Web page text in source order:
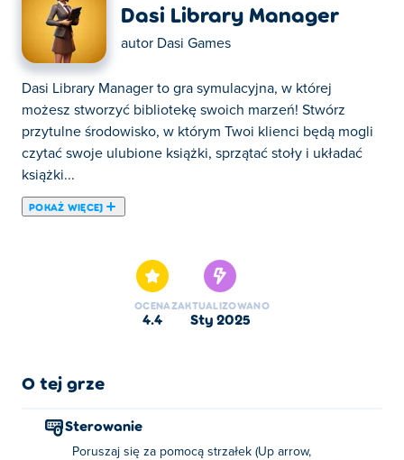
Dasi Library Manager
autor Dasi Games
Dasi Library Manager to gra symulacyjna, w której
możesz stworzyć bibliotekę swoich marzeń! Stwórz
przytulne środowisko, w którym Twoi klienci będą mogli
czytać swoje ulubione książki, sprzątać stoły i układać
książki...
POKAŻ WIĘCEJ
przytulne środowisko, w którym Twoi klienci będą mogli
czytać swoje ulubione książki, sprzątać stoły i układać
książki na półkach. Wykorzystaj swoje zarobki, aby
więcej gości. Czy potrafisz to wszystko ogarnąć i zostać
Jak grać w Dasi Library Manager?
OCENA
4.4
ZAKTUALIZOWANO
sty 2025
O tej grze
Sterowanie
Poruszaj się za pomocą strzałek (Up arrow,